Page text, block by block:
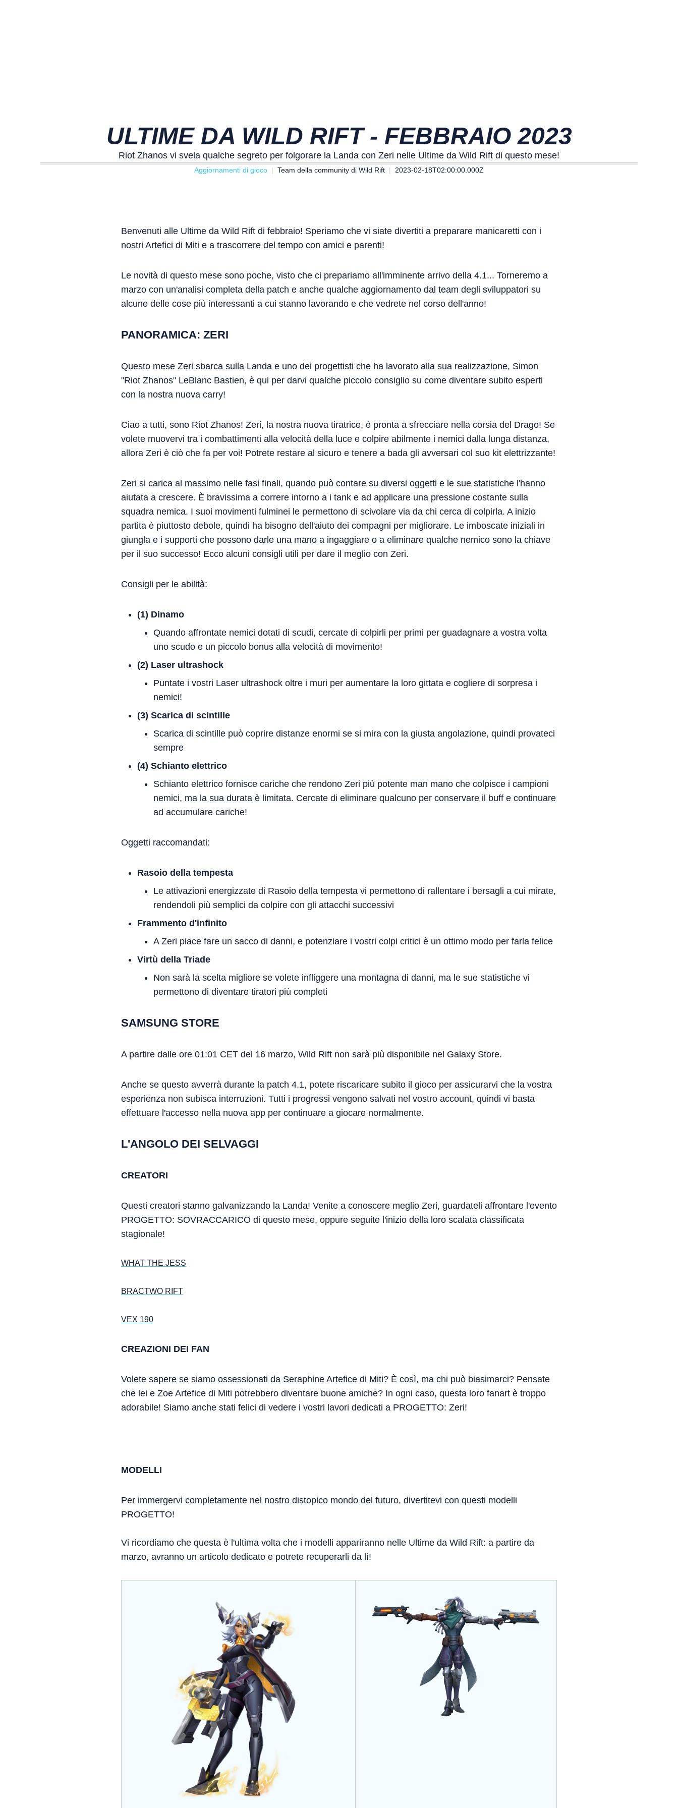
ULTIME DA WILD RIFT - FEBBRAIO 2023
Riot Zhanos vi svela qualche segreto per folgorare la Landa con Zeri nelle Ultime da Wild Rift di questo mese!
Aggiornamenti di gioco Team della community di Wild Rift 2023-02-18T02:00:00.000Z
Benvenuti alle Ultime da Wild Rift di febbraio! Speriamo che vi siate divertiti a preparare manicaretti con i
nostri Artefici di Miti e a trascorrere del tempo con amici e parenti!
Le novità di questo mese sono poche, visto che ci prepariamo all'imminente arrivo della 4.1... Torneremo a
marzo con un'analisi completa della patch e anche qualche aggiornamento dal team degli sviluppatori su
alcune delle cose più interessanti a cui stanno lavorando e che vedrete nel corso dell'anno!
PANORAMICA: ZERI
Questo mese Zeri sbarca sulla Landa e uno dei progettisti che ha lavorato alla sua realizzazione, Simon
"Riot Zhanos" LeBlanc Bastien, è qui per darvi qualche piccolo consiglio su come diventare subito esperti
con la nostra nuova carry!
Ciao a tutti, sono Riot Zhanos! Zeri, la nostra nuova tiratrice, è pronta a sfrecciare nella corsia del Drago! Se
volete muovervi tra i combattimenti alla velocità della luce e colpire abilmente i nemici dalla lunga distanza,
allora Zeri è ciò che fa per voi! Potrete restare al sicuro e tenere a bada gli avversari col suo kit elettrizzante!
Zeri si carica al massimo nelle fasi finali, quando può contare su diversi oggetti e le sue statistiche l'hanno
aiutata a crescere. È bravissima a correre intorno a i tank e ad applicare una pressione costante sulla
squadra nemica. I suoi movimenti fulminei le permettono di scivolare via da chi cerca di colpirla. A inizio
partita è piuttosto debole, quindi ha bisogno dell'aiuto dei compagni per migliorare. Le imboscate iniziali in
giungla e i supporti che possono darle una mano a ingaggiare o a eliminare qualche nemico sono la chiave
per il suo successo! Ecco alcuni consigli utili per dare il meglio con Zeri.
Consigli per le abilità:
(1) Dinamo
Quando affrontate nemici dotati di scudi, cercate di colpirli per primi per guadagnare a vostra volta
uno scudo e un piccolo bonus alla velocità di movimento!
(2) Laser ultrashock
Puntate i vostri Laser ultrashock oltre i muri per aumentare la loro gittata e cogliere di sorpresa i
nemici!
(3) Scarica di scintille
Scarica di scintille può coprire distanze enormi se si mira con la giusta angolazione, quindi provateci
sempre
(4) Schianto elettrico
Schianto elettrico fornisce cariche che rendono Zeri più potente man mano che colpisce i campioni
nemici, ma la sua durata è limitata. Cercate di eliminare qualcuno per conservare il buff e continuare
ad accumulare cariche!
Oggetti raccomandati:
Rasoio della tempesta
Le attivazioni energizzate di Rasoio della tempesta vi permettono di rallentare i bersagli a cui mirate,
rendendoli più semplici da colpire con gli attacchi successivi
Frammento d'infinito
A Zeri piace fare un sacco di danni, e potenziare i vostri colpi critici è un ottimo modo per farla felice
Virtù della Triade
Non sarà la scelta migliore se volete infliggere una montagna di danni, ma le sue statistiche vi
permettono di diventare tiratori più completi
SAMSUNG STORE
A partire dalle ore 01:01 CET del 16 marzo, Wild Rift non sarà più disponibile nel Galaxy Store.
Anche se questo avverrà durante la patch 4.1, potete riscaricare subito il gioco per assicurarvi che la vostra
esperienza non subisca interruzioni. Tutti i progressi vengono salvati nel vostro account, quindi vi basta
effettuare l'accesso nella nuova app per continuare a giocare normalmente.
L'ANGOLO DEI SELVAGGI
CREATORI
Questi creatori stanno galvanizzando la Landa! Venite a conoscere meglio Zeri, guardateli affrontare l'evento
PROGETTO: SOVRACCARICO di questo mese, oppure seguite l'inizio della loro scalata classificata
stagionale!
WHAT THE JESS
BRACTWO RIFT
VEX 190
CREAZIONI DEI FAN
Volete sapere se siamo ossessionati da Seraphine Artefice di Miti? È così, ma chi può biasimarci? Pensate
che lei e Zoe Artefice di Miti potrebbero diventare buone amiche? In ogni caso, questa loro fanart è troppo
adorabile! Siamo anche stati felici di vedere i vostri lavori dedicati a PROGETTO: Zeri!
MODELLI
Per immergervi completamente nel nostro distopico mondo del futuro, divertitevi con questi modelli
PROGETTO!
Vi ricordiamo che questa è l'ultima volta che i modelli appariranno nelle Ultime da Wild Rift: a partire da
marzo, avranno un articolo dedicato e potrete recuperarli da lì!